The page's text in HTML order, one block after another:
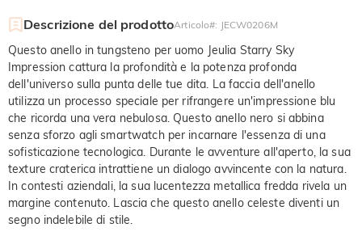
Descrizione del prodottoArticolo#: JECW0206M
Questo anello in tungsteno per uomo Jeulia Starry Sky
Impression cattura la profondità e la potenza profonda
dell'universo sulla punta delle tue dita. La faccia dell'anello
utilizza un processo speciale per rifrangere un'impressione blu
che ricorda una vera nebulosa. Questo anello nero si abbina
senza sforzo agli smartwatch per incarnare l'essenza di una
sofisticazione tecnologica. Durante le avventure all'aperto, la sua
texture craterica intrattiene un dialogo avvincente con la natura.
In contesti aziendali, la sua lucentezza metallica fredda rivela un
margine contenuto. Lascia che questo anello celeste diventi un
segno indelebile di stile.